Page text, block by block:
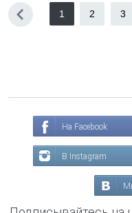
1 2 3
На Facebook
В Instagram